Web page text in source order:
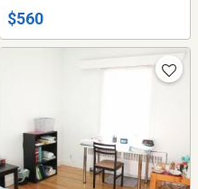
seulement, immeuble non
permis, dans appartement
$560